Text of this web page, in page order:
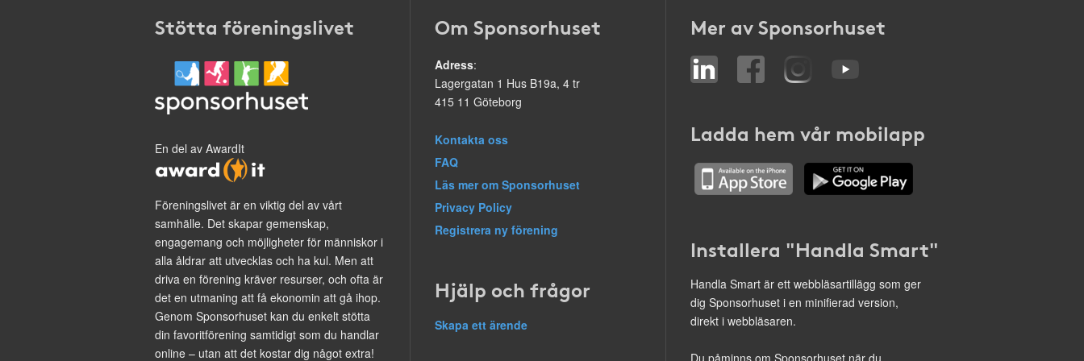
Stötta föreningslivet
En del av AwardIt
Föreningslivet är en viktig del av vårt
samhälle. Det skapar gemenskap,
engagemang och möjligheter för människor i
alla åldrar att utvecklas och ha kul. Men att
driva en förening kräver resurser, och ofta är
det en utmaning att få ekonomin att gå ihop.
Genom Sponsorhuset kan du enkelt stötta
din favoritförening samtidigt som du handlar
online – utan att det kostar dig något extra!
Om Sponsorhuset
Adress:
Lagergatan 1 Hus B19a, 4 tr
415 11 Göteborg
Kontakta oss
FAQ
Läs mer om Sponsorhuset
Privacy Policy
Registrera ny förening
Hjälp och frågor
Skapa ett ärende
Mer av Sponsorhuset
Ladda hem vår mobilapp
Installera "Handla Smart"
Handla Smart är ett webbläsartillägg som ger
dig Sponsorhuset i en minifierad version,
direkt i webbläsaren.